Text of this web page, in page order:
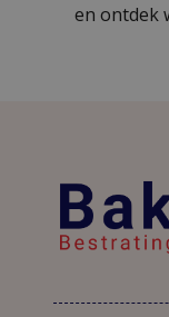
en ontdek